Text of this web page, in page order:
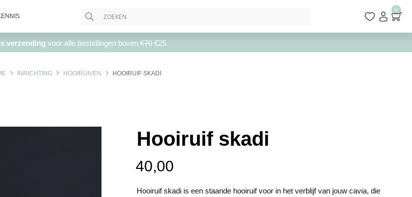
0
verzending voor alle bestellingen boven€70€25
INRICHTING HOOIRUIVEN HOOIRUIF SKADI
Hooiruif skadi
40,00
Hooiruif skadi is een staande hooiruif voor in het verblijf van jouw cavia, die